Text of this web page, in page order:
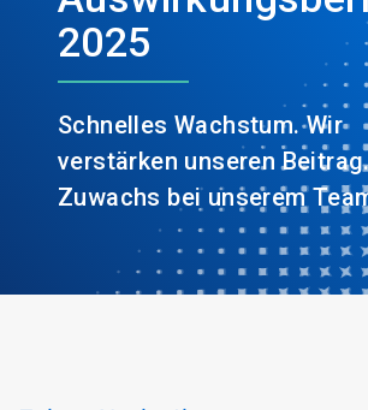
2025
Schnelles Wachstum. Wir
verstärken unseren
Zuwachs bei unserem